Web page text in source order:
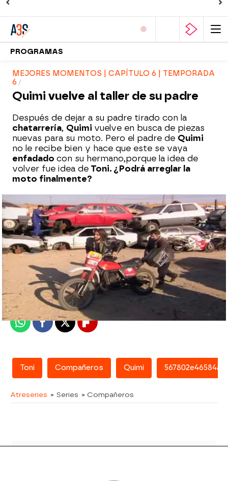
PROGRAMAS
MEJORES MOMENTOS | CAPÍTULO 6 | TEMPORADA
6
Quimi vuelve al taller de su padre
Después de dejar a su padre tirado con la
chatarrería, Quimi vuelve en busca de piezas
nuevas para su moto. Pero el padre de Quimi
no le recibe bien y hace que este se vaya
enfadado con su hermano,porque la idea de
volver fue idea de Toni. ¿Podrá arreglar la
moto finalmente?
atreseries
Madrid
Publicado:07 de febrero de 2018, 15:26
WhatsappFacebook
X Flipboard
Toni Compañeros Quimi
Atreseries » Series » Compañeros